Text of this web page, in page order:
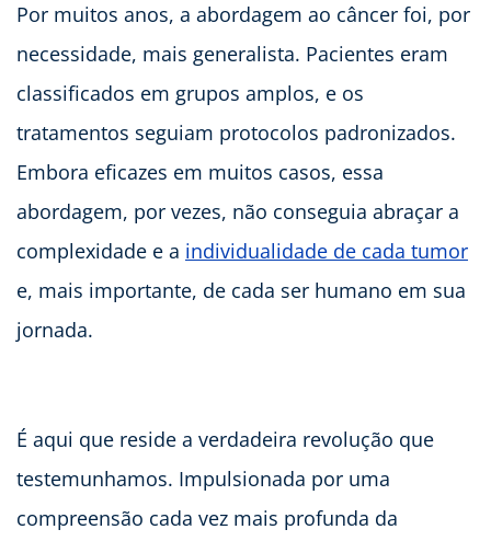
Por muitos anos, a abordagem ao câncer foi, por
necessidade, mais generalista. Pacientes eram
classificados em grupos amplos, e os
tratamentos seguiam protocolos padronizados.
Embora eficazes em muitos casos, essa
abordagem, por vezes, não conseguia abraçar a
complexidade e a individualidade de cada tumor
e, mais importante, de cada ser humano em sua
jornada.
É aqui que reside a verdadeira revolução que
testemunhamos. Impulsionada por uma
compreensão cada vez mais profunda da